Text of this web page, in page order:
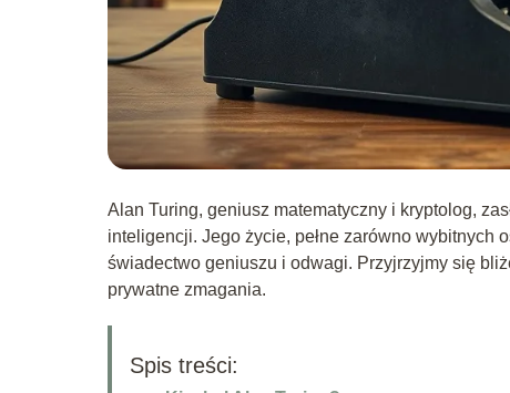
Alan Turing, geniusz matematyczny i kryptolog,
inteligencji. Jego życie, pełne zarówno
świadectwo geniuszu i odwagi. Przyjrzyjmy się
prywatne zmagania.
Spis treści: